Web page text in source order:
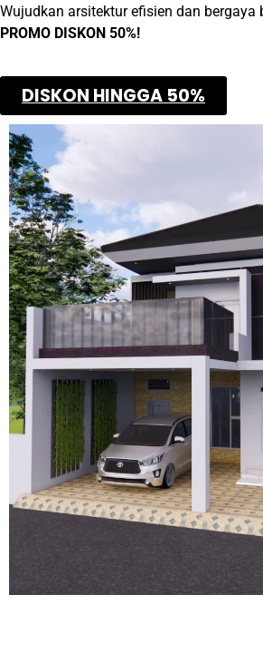
Wujudkan arsitektur efisien dan bergaya
PROMO DISKON 50%!
DISKON HINGGA 50%